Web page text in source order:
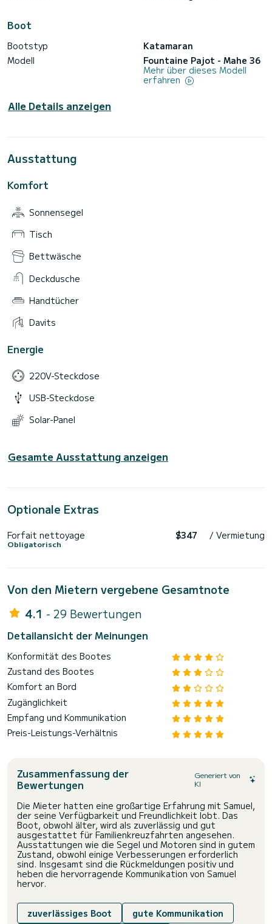
Boot
Bootstyp
Katamaran
Modell
Fountaine Pajot - Mahe 36
Mehr über dieses Modell
erfahren
Alle Details anzeigen
Ausstattung
Komfort
Sonnensegel
Tisch
Bettwäsche
Deckdusche
Handtücher
Davits
Energie
220V-Steckdose
USB-Steckdose
Solar-Panel
Gesamte Ausstattung anzeigen
Optionale Extras
Forfait nettoyage
Obligatorisch
$347 / Vermietung
Von den Mietern vergebene Gesamtnote
4.1 - 29 Bewertungen
Detailansicht der Meinungen
Konformität des Bootes
Zustand des Bootes
Komfort an Bord
Zugänglichkeit
Empfang und Kommunikation
Preis-Leistungs-Verhältnis
Zusammenfassung der
Bewertungen
Generiert von
KI
Die Mieter hatten eine großartige Erfahrung mit Samuel,
der seine Verfügbarkeit und Freundlichkeit lobt. Das
Boot, obwohl älter, wird als zuverlässig und gut
ausgestattet für Familienkreuzfahrten angesehen.
Ausstattungen wie die Segel und Motoren sind in gutem
Zustand, obwohl einige Verbesserungen erforderlich
sind. Insgesamt sind die Rückmeldungen positiv und
heben die hervorragende Kommunikation von Samuel
hervor.
zuverlässiges Boot
gute Kommunikation